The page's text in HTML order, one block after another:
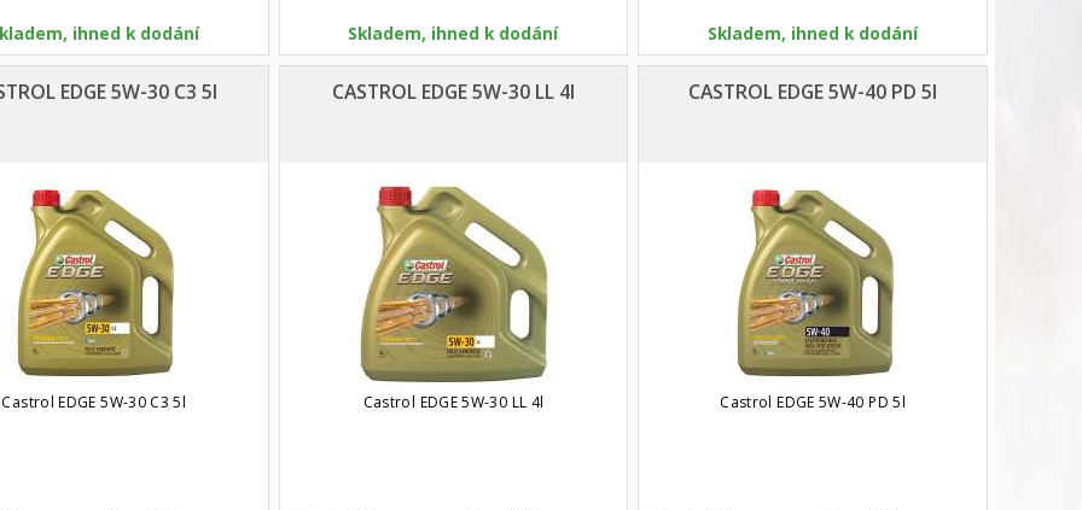
ihned k dodání Skladem, ihned k dodání Skladem, ihned k dodání
EDGE 5W-30 C3 5l
Castrol EDGE 5W-30 C3 5l
CASTROL EDGE 5W-30 LL 4l
Castrol EDGE 5W-30 LL 4l
CASTROL EDGE 5W-40 PD 5l
Castrol EDGE 5W-40 PD 5l